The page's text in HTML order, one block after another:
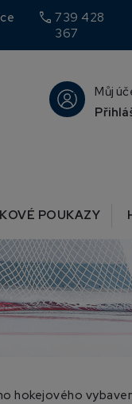
call 739 428
367
Můj
POUKAZY
hokejového